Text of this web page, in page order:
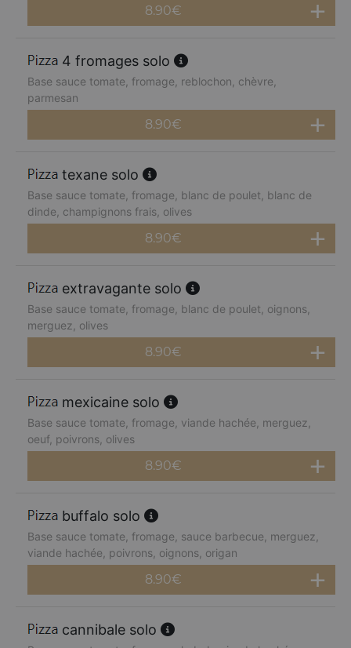
8.90€
4 fromages solo
Base sauce tomate, fromage, reblochon, chèvre,
parmesan
8.90€
texane solo
Base sauce tomate, fromage, blanc de poulet, blanc de
dinde, champignons frais, olives
8.90€
extravagante solo
Base sauce tomate, fromage, blanc de poulet, oignons,
merguez, olives
8.90€
mexicaine solo
Base sauce tomate, fromage, viande hachée, merguez,
oeuf, poivrons, olives
8.90€
buffalo solo
Base sauce tomate, fromage, sauce barbecue, merguez,
viande hachée, poivrons, oignons, origan
8.90€
cannibale solo